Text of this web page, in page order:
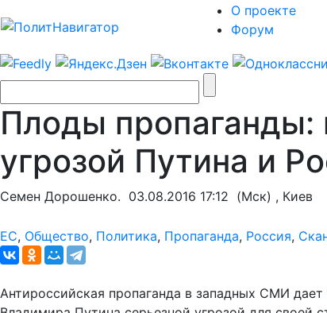
О проекте
Форум
Плоды пропаганды:
угрозой Путина и
Семен Дорошенко. 03.08.2016 17:12 (Мск) , Киев
ЕС, Общество, Политика, Пропаганда, Россия,
Антироссийская пропаганда в западных СМИ